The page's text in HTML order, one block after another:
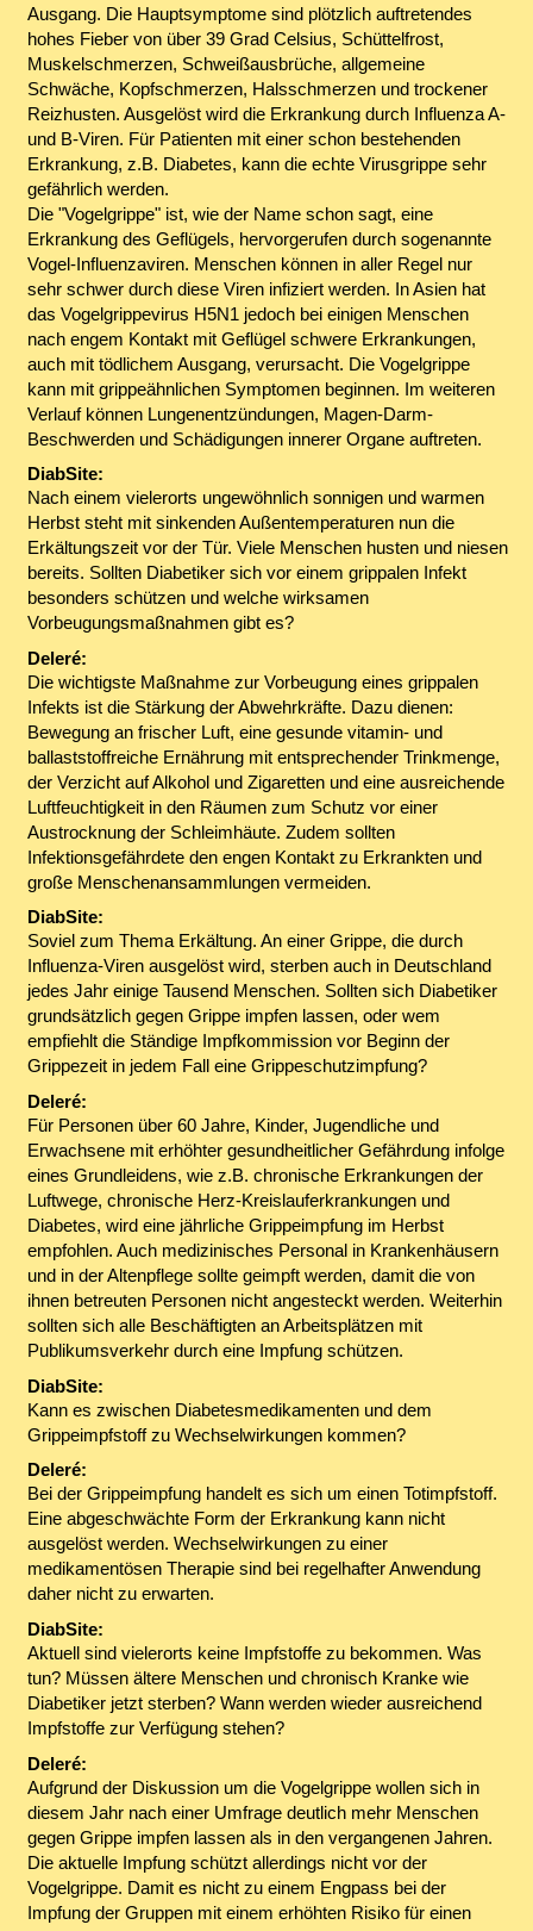
Ausgang. Die Hauptsymptome sind plötzlich auftretendes
hohes Fieber von über 39 Grad Celsius, Schüttelfrost,
Muskelschmerzen, Schweißausbrüche, allgemeine
Schwäche, Kopfschmerzen, Halsschmerzen und trockener
Reizhusten. Ausgelöst wird die Erkrankung durch Influenza A-
und B-Viren. Für Patienten mit einer schon bestehenden
Erkrankung, z.B. Diabetes, kann die echte Virusgrippe sehr
gefährlich werden.
Die "Vogelgrippe" ist, wie der Name schon sagt, eine
Erkrankung des Geflügels, hervorgerufen durch sogenannte
Vogel-Influenzaviren. Menschen können in aller Regel nur
sehr schwer durch diese Viren infiziert werden. In Asien hat
das Vogelgrippevirus H5N1 jedoch bei einigen Menschen
nach engem Kontakt mit Geflügel schwere Erkrankungen,
auch mit tödlichem Ausgang, verursacht. Die Vogelgrippe
kann mit grippeähnlichen Symptomen beginnen. Im weiteren
Verlauf können Lungenentzündungen, Magen-Darm-
Beschwerden und Schädigungen innerer Organe auftreten.
DiabSite:
Nach einem vielerorts ungewöhnlich sonnigen und warmen
Herbst steht mit sinkenden Außentemperaturen nun die
Erkältungszeit vor der Tür. Viele Menschen husten und niesen
bereits. Sollten Diabetiker sich vor einem grippalen Infekt
besonders schützen und welche wirksamen
Vorbeugungsmaßnahmen gibt es?
Deleré:
Die wichtigste Maßnahme zur Vorbeugung eines grippalen
Infekts ist die Stärkung der Abwehrkräfte. Dazu dienen:
Bewegung an frischer Luft, eine gesunde vitamin- und
ballaststoffreiche Ernährung mit entsprechender Trinkmenge,
der Verzicht auf Alkohol und Zigaretten und eine ausreichende
Luftfeuchtigkeit in den Räumen zum Schutz vor einer
Austrocknung der Schleimhäute. Zudem sollten
Infektionsgefährdete den engen Kontakt zu Erkrankten und
große Menschenansammlungen vermeiden.
DiabSite:
Soviel zum Thema Erkältung. An einer Grippe, die durch
Influenza-Viren ausgelöst wird, sterben auch in Deutschland
jedes Jahr einige Tausend Menschen. Sollten sich Diabetiker
grundsätzlich gegen Grippe impfen lassen, oder wem
empfiehlt die Ständige Impfkommission vor Beginn der
Grippezeit in jedem Fall eine Grippeschutzimpfung?
Deleré:
Für Personen über 60 Jahre, Kinder, Jugendliche und
Erwachsene mit erhöhter gesundheitlicher Gefährdung infolge
eines Grundleidens, wie z.B. chronische Erkrankungen der
Luftwege, chronische Herz-Kreislauferkrankungen und
Diabetes, wird eine jährliche Grippeimpfung im Herbst
empfohlen. Auch medizinisches Personal in Krankenhäusern
und in der Altenpflege sollte geimpft werden, damit die von
ihnen betreuten Personen nicht angesteckt werden. Weiterhin
sollten sich alle Beschäftigten an Arbeitsplätzen mit
Publikumsverkehr durch eine Impfung schützen.
DiabSite:
Kann es zwischen Diabetesmedikamenten und dem
Grippeimpfstoff zu Wechselwirkungen kommen?
Deleré:
Bei der Grippeimpfung handelt es sich um einen Totimpfstoff.
Eine abgeschwächte Form der Erkrankung kann nicht
ausgelöst werden. Wechselwirkungen zu einer
medikamentösen Therapie sind bei regelhafter Anwendung
daher nicht zu erwarten.
DiabSite:
Aktuell sind vielerorts keine Impfstoffe zu bekommen. Was
tun? Müssen ältere Menschen und chronisch Kranke wie
Diabetiker jetzt sterben? Wann werden wieder ausreichend
Impfstoffe zur Verfügung stehen?
Deleré:
Aufgrund der Diskussion um die Vogelgrippe wollen sich in
diesem Jahr nach einer Umfrage deutlich mehr Menschen
gegen Grippe impfen lassen als in den vergangenen Jahren.
Die aktuelle Impfung schützt allerdings nicht vor der
Vogelgrippe. Damit es nicht zu einem Engpass bei der
Impfung der Gruppen mit einem erhöhten Risiko für einen